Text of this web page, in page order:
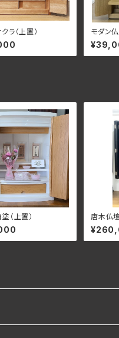
ラ（上置） モダン仏
（上置） 唐木仏